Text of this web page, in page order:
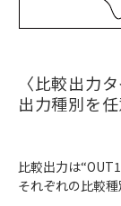
〈比較出力
出力種別を
比較出力は
それぞれの比較